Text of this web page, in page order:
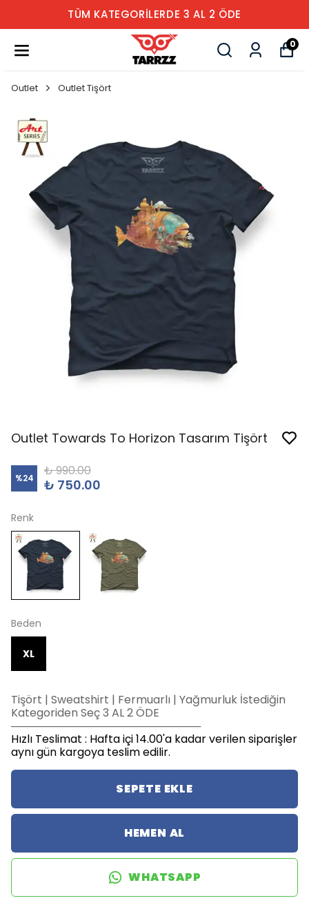
TÜM KATEGORİLERDE 3 AL 2 ÖDE
0
Outlet Outlet Tişört
Outlet Towards To Horizon Tasarım Tişört
%24 ₺ 990.00
₺ 750.00
Renk
Beden
XL
Tişört | Sweatshirt | Fermuarlı | Yağmurluk İstediğin
Kategoriden Seç 3 AL 2 ÖDE
─────────────────────────
Hızlı Teslimat : Hafta içi 14.00'a kadar verilen siparişler
aynı gün kargoya teslim edilir.
SEPETE EKLE
HEMEN AL
WHATSAPP